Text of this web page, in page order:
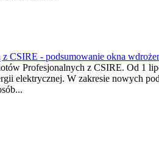
CSIRE - podsumowanie okna
Profesjonalnych z CSIRE. Od 1
elektrycznej. W zakresie nowych